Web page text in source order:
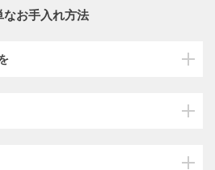
なお手入れ方法